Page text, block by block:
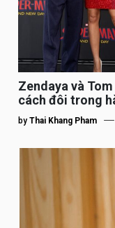
Zendaya và
cách đôi trong
by Thai Khang Pham